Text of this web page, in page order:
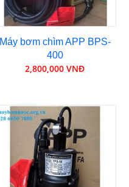
Máy bơm chìm APP BPS-
400
2,800,000 VNĐ